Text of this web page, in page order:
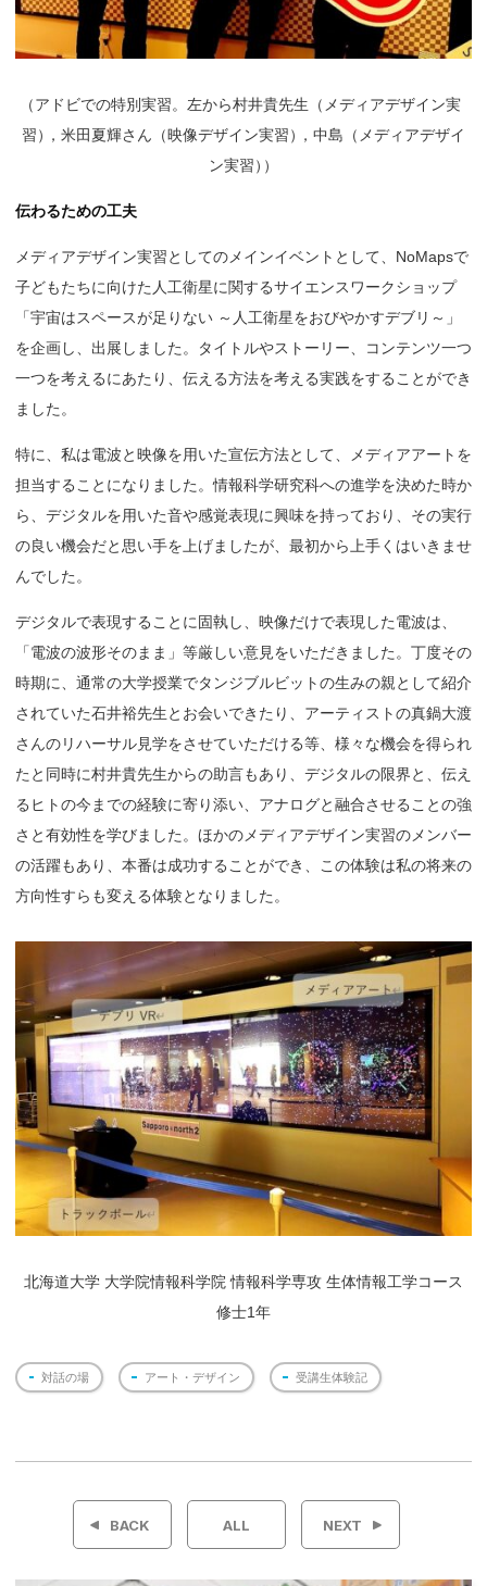
（アドビでの特別実習。左から村井貴先生（メディアデザイン実
習） ，米田夏輝さん（映像デザイン実習） ，中島（メディアデザイ
ン実習） ）
伝わるための工夫
メディアデザイン実習としてのメインイベントとして、NoMapsで
子どもたちに向けた人工衛星に関するサイエンスワークショップ
「宇宙はスペースが足りない ～人工衛星をおびやかすデブリ～」
を企画し、出展しました。タイトルやストーリー、コンテンツ一つ
一つを考えるにあたり、伝える方法を考える実践をすることができ
ました。
特に、私は電波と映像を用いた宣伝方法として、メディアアートを
担当することになりました。情報科学研究科への進学を決めた時か
ら、デジタルを用いた音や感覚表現に興味を持っており、その実行
の良い機会だと思い手を上げましたが、最初から上手くはいきませ
んでした。
デジタルで表現することに固執し、映像だけで表現した電波は
「電波の波形そのまま」等厳しい意見をいただきました。丁度その
時期に、通常の大学授業でタンジブルビットの生みの親として紹介
されていた石井裕先生とお会いできたり、アーティストの真鍋大渡
さんのリハーサル見学をさせていただける等、様々な機会を得られ
たと同時に村井貴先生からの助言もあり、デジタルの限界と、伝え
るヒトの今までの経験に寄り添い、アナログと融合させることの強
さと有効性を学びました。ほかのメディアデザイン実習のメンバー
の活躍もあり、本番は成功することができ、この体験は私の将来の
方向性すらも変える体験となりました。
北海道大学 大学院情報科学院 情報科学専攻 生体情報工学コース
修士1年
対話の場 アート・デザイン 受講生体験記
投
BACK ALL NEXT